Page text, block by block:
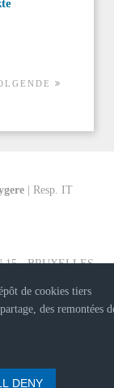
| Resp. IT
15 - BRUXELLES
de cookies tiers
des remontées
DENY